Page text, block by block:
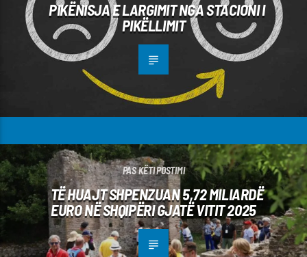
PIKËNISJA E LARGIMIT NGA STACIONI I
PIKËLLIMIT
PAS KËTI POSTIMI
TË HUAJT SHPENZUAN 5,72 MILIARDË
EURO NË SHQIPËRI GJATË VITIT 2025